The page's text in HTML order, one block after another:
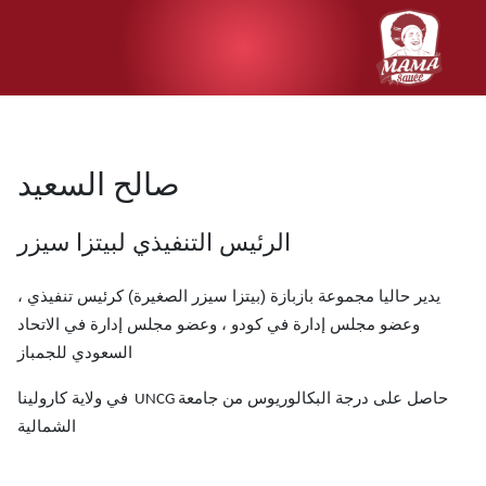
صالح السعيد
الرئيس التنفيذي لبيتزا سيزر
يدير حاليا مجموعة بازبازة (بيتزا سيزر الصغيرة) كرئيس تنفيذي ،
وعضو مجلس إدارة في كودو ، وعضو مجلس إدارة في الاتحاد
السعودي للجمباز
حاصل على درجة البكالوريوس من جامعة UNCG في ولاية كارولينا
الشمالية